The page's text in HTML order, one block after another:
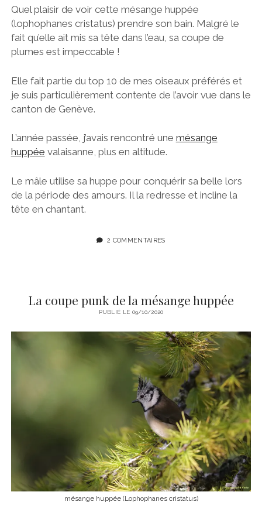
Quel plaisir de voir cette mésange huppée
(lophophanes cristatus) prendre son bain. Malgré le
fait qu’elle ait mis sa tête dans l’eau, sa coupe de
plumes est impeccable !
Elle fait partie du top 10 de mes oiseaux préférés et
je suis particulièrement contente de l’avoir vue dans le
canton de Genève.
L’année passée, j’avais rencontré une mésange
huppée valaisanne, plus en altitude.
Le mâle utilise sa huppe pour conquérir sa belle lors
de la période des amours. Il la redresse et incline la
tête en chantant.
2 COMMENTAIRES
La coupe punk de la mésange huppée
PUBLIÉ LE 09/10/2020
mésange huppée (Lophophanes cristatus)